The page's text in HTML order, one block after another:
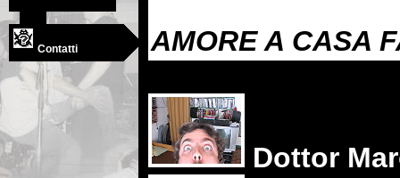
Contatti AMORE A CASA
Dottor